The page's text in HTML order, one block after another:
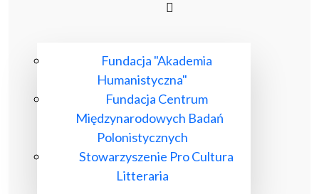
Fundacja "Akademia
Humanistyczna"
Fundacja Centrum
Międzynarodowych Badań
Polonistycznych
Stowarzyszenie Pro Cultura
Litteraria